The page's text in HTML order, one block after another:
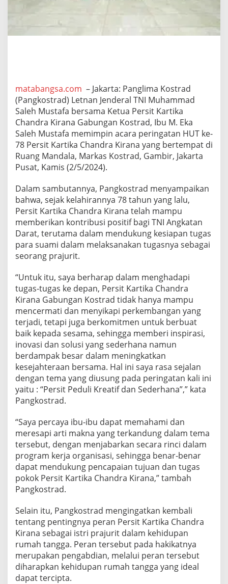
P
e
r
s
i
t
K
C
K
matabangsa.com – Jakarta: Panglima Kostrad
(Pangkostrad) Letnan Jenderal TNI Muhammad
Saleh Mustafa bersama Ketua Persit Kartika
Chandra Kirana Gabungan Kostrad, Ibu M. Eka
Saleh Mustafa memimpin acara peringatan HUT ke-
78 Persit Kartika Chandra Kirana yang bertempat di
Ruang Mandala, Markas Kostrad, Gambir, Jakarta
Pusat, Kamis (2/5/2024).
Dalam sambutannya, Pangkostrad menyampaikan
bahwa, sejak kelahirannya 78 tahun yang lalu,
Persit Kartika Chandra Kirana telah mampu
memberikan kontribusi positif bagi TNI Angkatan
Darat, terutama dalam mendukung kesiapan tugas
para suami dalam melaksanakan tugasnya sebagai
seorang prajurit.
“Untuk itu, saya berharap dalam menghadapi
tugas-tugas ke depan, Persit Kartika Chandra
Kirana Gabungan Kostrad tidak hanya mampu
mencermati dan menyikapi perkembangan yang
terjadi, tetapi juga berkomitmen untuk berbuat
baik kepada sesama, sehingga memberi inspirasi,
inovasi dan solusi yang sederhana namun
berdampak besar dalam meningkatkan
kesejahteraan bersama. Hal ini saya rasa sejalan
dengan tema yang diusung pada peringatan kali ini
yaitu : “Persit Peduli Kreatif dan Sederhana”,” kata
Pangkostrad.
“Saya percaya ibu-ibu dapat memahami dan
meresapi arti makna yang terkandung dalam tema
tersebut, dengan menjabarkan secara rinci dalam
program kerja organisasi, sehingga benar-benar
dapat mendukung pencapaian tujuan dan tugas
pokok Persit Kartika Chandra Kirana,” tambah
Pangkostrad.
Selain itu, Pangkostrad mengingatkan kembali
tentang pentingnya peran Persit Kartika Chandra
Kirana sebagai istri prajurit dalam kehidupan
rumah tangga. Peran tersebut pada hakikatnya
merupakan pengabdian, melalui peran tersebut
diharapkan kehidupan rumah tangga yang ideal
dapat tercipta.